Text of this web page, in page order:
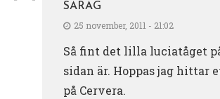
SARAG
25 november, 2011 - 21:02
Så fint det lilla luciatåget
sidan är. Hoppas jag hittar
på Cervera.